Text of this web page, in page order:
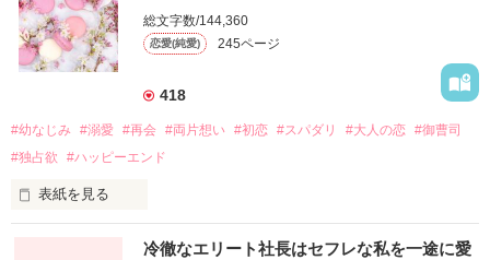
総文字数/144,360
恋愛(純愛) 245ページ
418
#幼なじみ #溺愛 #再会 #両片想い #初恋 #スパダリ #大人の恋 #御曹司
#独占欲
#ハッピーエンド
表紙を見る
冷徹なエリート社長はセフレな私を一途に愛